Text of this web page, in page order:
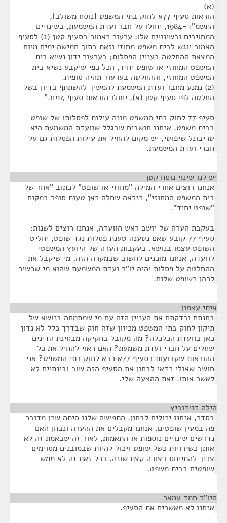
(א)
הוראות סעיף 77א לחוק בתי המשפט [נוסח משולב],
התשמ"ד-1984, יחולו על חבר ועדת המשמעת, בשינויים
המחויבים ובשינויים אלו: ערעור כאמור בסעיף קטן (ג) לסעיף
האמור יוגש לבית משפט מחוזי וזאת בתוך חמישה ימים מיום
המצאת ההחלטה בעניין הפסלות; בערעור ידון נשיא בית
המשפט המחוזי או שופט יחיד, הכל כפי שיקבע נשיא בית
המשפט המחוזי, וההחלטה בערעור תהיה סופית.
(2) נמנע מחבר ועדת המשמעת להמשיך להשתתף בדיון בשל
החלטה לפי סעיף קטן (א), יחולו הוראות סעיף 14יח."
סעיף 77 לחוק בתי המשפט מונה עילות לפסלותו של שופט
בבית משפט. אנחנו חושבים שבגלל שוועדת המשמעת היא
טריבונל שיפוטי, יש מקום להחיל את עילות הפסלות גם על
חברי ועדת המשמעת.
יש לנו שינוי נוסח קטן
אנחנו רוצים אחרי המילה "מחוזי או שופט" לכתוב "אחר של
בית המשפט המחוזי", כנראה שחלה כאן טעות סופר במקום
"שופט יחיד".
בעקבת הערה של יושב ראש הוועדה, אנחנו רוצים לשנות:
סעיף 77 קובע שאם נטענה טענת פסלות נגד שופט, יחליט
השופט עצמו בנושא. בעקבות הערה של היועץ המשפטי
לוועדה, אנחנו מוכנים לחשוב שבמקרה הזה, מי שיקבל את
ההחלטה על פסלות יהיה יו"ר ועדת המשמעת שהוא מי שכשיר
לכהן כשופט שלום.
איתי עצמון
בחנתם ובדקתם את העניין הזה עם מי שמתמחה בנושא של
תיקון לחוק בתי המשפט מכיוון שזה חוק שבדרך כלל לא נדון
כאן בוועדת הכלכלה? מה מקובל בחקיקה מבחינת הדינים
שחלים על חברי ועדת משמעת? האם ראוי להחיל את כל
ההוראות שקבועות בסעיף 77א רבא לחוק בתי המשפט? אני
חושב שאולי כדאי לבחון את הסעיף הזה שוב ובינתיים לא
לאשר אותו. זאת ההצעה שלי.
הילה דוידוביץ
בסדר, אנחנו יכולים לבחון. התפישה שלנו היתה שכן מדובר
פה במעין שופטים. אנחנו מקבלים את ההערה ונבחן האם
נדרשים שינויים נוספות או התאמות, לאור זה שבאמת זה לא
אותן כשירויות כשל שופט ויכול להיות שבמובנים מסוימים
צריך להתייחס בצורה קצת שונה. בכל זאת זה לא ממש
שופטים בבית משפט.
היו"ר חמד עמאר
אנחנו לא מאשרים את הסעיף.